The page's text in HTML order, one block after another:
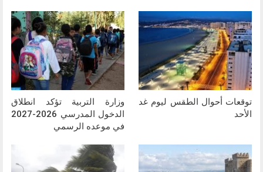
توقعات أحوال الطقس ليوم غد
الأحد
وزارة التربية تؤكد انطلاق
الدخول المدرسي 2026-2027
في موعده الرسمي